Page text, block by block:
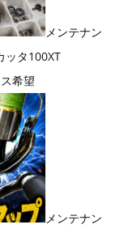
メンテナン
ッタ100XT
希望
メンテナン